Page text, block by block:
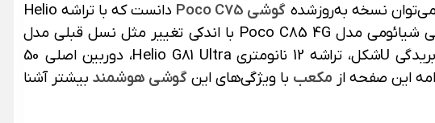
گوشی Poco C75
دانست که با تراشه Helio
معرفی شده بود. گوشی شیائومی مدل Poco C85 4G با اندکی تغییر مثل نسل قبلی مدل
محسوب می‌شود و از میان ویژگی‌های آن می‌توان به نمایشگر 6.9 اینچی با بریدگی Uشکل، تراشه 12 نانومتری Helio G81 Ultra، دوربین اصلی 50
مکعب با ویژگی‌های این گوشی هوشمند بیشتر آشنا